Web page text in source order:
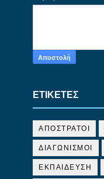
ΕΤΙΚΕΤΕΣ
ΑΠΟΣΤΡΑΤΟΙ
ΔΙΑΓΩΝΙΣΜΟΙ
ΕΚΠΑΙΔΕΥΣΗ